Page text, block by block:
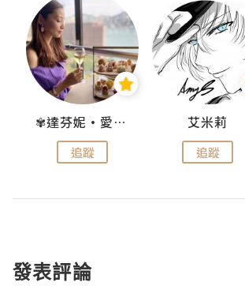
✾達芬妮•愛孩子•愛生活✾
追蹤
艾米莉
追蹤
發表評論